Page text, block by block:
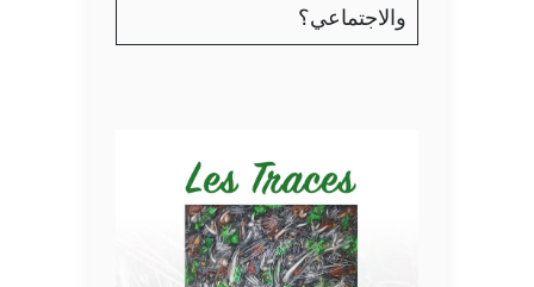
والاجتماعي؟